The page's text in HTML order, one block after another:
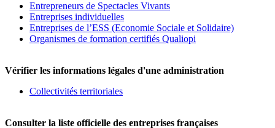
Entrepreneurs de Spectacles Vivants
Entreprises individuelles
Entreprises de l’ESS (Economie Sociale et Solidaire)
Organismes de formation certifiés Qualiopi
Vérifier les informations légales d'une administration
Collectivités territoriales
Consulter la liste officielle des entreprises françaises